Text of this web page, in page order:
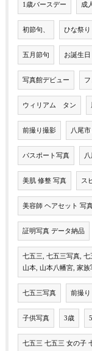
1歳バースデー 成
初節句、 ひな祭り
五月節句 お誕生日
写真館デビュー フ
ウィリアム タン
前撮り撮影 八尾
パスポート写真
美肌 修整 写真 ス
美容師 ヘアセット 写
証明写真 データ納品
七五三, 七五三写真,
山本, 山本八幡宮, 家
七五三写真 前撮り
子供写真 3歳
七五三 七五三 女の子